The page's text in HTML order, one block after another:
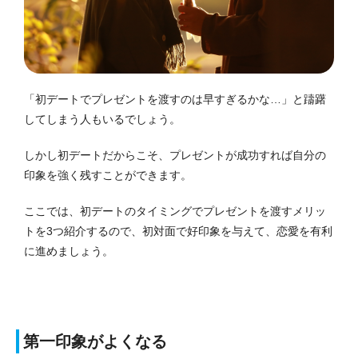
「初デートでプレゼントを渡すのは早すぎるかな…」と躊躇
してしまう人もいるでしょう。
しかし初デートだからこそ、プレゼントが成功すれば自分の
印象を強く残すことができます。
ここでは、初デートのタイミングでプレゼントを渡すメリッ
トを3つ紹介するので、初対面で好印象を与えて、恋愛を有利
に進めましょう。
第一印象がよくなる